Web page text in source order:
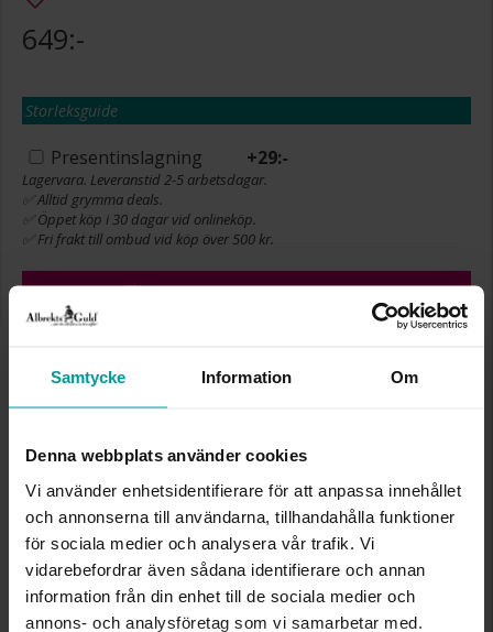
Samtycke Information Om
Denna webbplats använder cookies
Vi använder enhetsidentifierare för att anpassa innehållet
och annonserna till användarna, tillhandahålla funktioner
för sociala medier och analysera vår trafik. Vi
vidarebefordrar även sådana identifierare och annan
information från din enhet till de sociala medier och
annons- och analysföretag som vi samarbetar med.
649:-
Storleksguide
Presentinslagning +29:-
Lagervara. Leveranstid 2-5 arbetsdagar.
✅ Alltid grymma deals.
✅ Öppet köp i 30 dagar vid onlineköp.
✅ Fri frakt till ombud vid köp över 500 kr.
LÄGG I VARUKORGEN
INFO
BREDD CA (MM)
LÄNGD CA (CM)
VARUMÄRKE
Albrekts Guld
MATERIAL
Silver,Rhodinerat
STEN/PÄRLA
Kubisk zirkonia
Liknande produkter